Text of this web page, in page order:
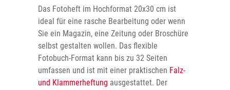
Das Fotoheft im Hochformat 20x30 cm ist
ideal für eine rasche Bearbeitung oder wenn
Sie ein Magazin, eine Zeitung oder Broschüre
selbst gestalten wollen. Das flexible
Fotobuch-Format kann bis zu 32 Seiten
umfassen und ist mit einer praktischen Falz-
und Klammerheftung ausgestattet. Der